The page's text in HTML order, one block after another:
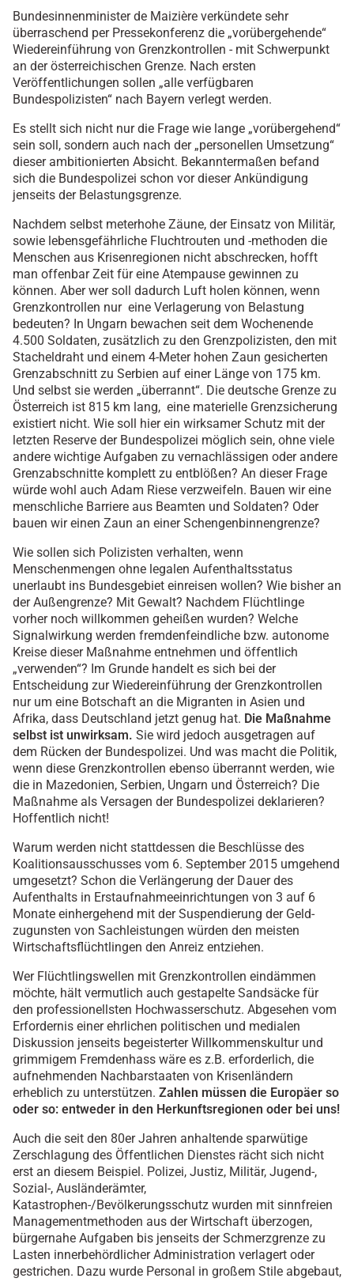
Bundesinnenminister de Maizière verkündete sehr
überraschend per Pressekonferenz die „vorübergehende“
Wiedereinführung von Grenzkontrollen - mit Schwerpunkt
an der österreichischen Grenze. Nach ersten
Veröffentlichungen sollen „alle verfügbaren
Bundespolizisten“ nach Bayern verlegt werden.
Es stellt sich nicht nur die Frage wie lange „vorübergehend“
sein soll, sondern auch nach der „personellen Umsetzung“
dieser ambitionierten Absicht. Bekanntermaßen befand
sich die Bundespolizei schon vor dieser Ankündigung
jenseits der Belastungsgrenze.
Nachdem selbst meterhohe Zäune, der Einsatz von Militär,
sowie lebensgefährliche Fluchtrouten und -methoden die
Menschen aus Krisenregionen nicht abschrecken, hofft
man offenbar Zeit für eine Atempause gewinnen zu
können. Aber wer soll dadurch Luft holen können, wenn
Grenzkontrollen nur eine Verlagerung von Belastung
bedeuten? In Ungarn bewachen seit dem Wochenende
4.500 Soldaten, zusätzlich zu den Grenzpolizisten, den mit
Stacheldraht und einem 4-Meter hohen Zaun gesicherten
Grenzabschnitt zu Serbien auf einer Länge von 175 km.
Und selbst sie werden „überrannt“. Die deutsche Grenze zu
Österreich ist 815 km lang, eine materielle Grenzsicherung
existiert nicht. Wie soll hier ein wirksamer Schutz mit der
letzten Reserve der Bundespolizei möglich sein, ohne viele
andere wichtige Aufgaben zu vernachlässigen oder andere
Grenzabschnitte komplett zu entblößen? An dieser Frage
würde wohl auch Adam Riese verzweifeln. Bauen wir eine
menschliche Barriere aus Beamten und Soldaten? Oder
bauen wir einen Zaun an einer Schengenbinnengrenze?
Wie sollen sich Polizisten verhalten, wenn
Menschenmengen ohne legalen Aufenthaltsstatus
unerlaubt ins Bundesgebiet einreisen wollen? Wie bisher an
der Außengrenze? Mit Gewalt? Nachdem Flüchtlinge
vorher noch willkommen geheißen wurden? Welche
Signalwirkung werden fremdenfeindliche bzw. autonome
Kreise dieser Maßnahme entnehmen und öffentlich
„verwenden“? Im Grunde handelt es sich bei der
Entscheidung zur Wiedereinführung der Grenzkontrollen
nur um eine Botschaft an die Migranten in Asien und
Afrika, dass Deutschland jetzt genug hat. Die Maßnahme
selbst ist unwirksam. Sie wird jedoch ausgetragen auf
dem Rücken der Bundespolizei. Und was macht die Politik,
wenn diese Grenzkontrollen ebenso überrannt werden, wie
die in Mazedonien, Serbien, Ungarn und Österreich? Die
Maßnahme als Versagen der Bundespolizei deklarieren?
Hoffentlich nicht!
Warum werden nicht stattdessen die Beschlüsse des
Koalitionsausschusses vom 6. September 2015 umgehend
umgesetzt? Schon die Verlängerung der Dauer des
Aufenthalts in Erstaufnahmeeinrichtungen von 3 auf 6
Monate einhergehend mit der Suspendierung der Geld-
zugunsten von Sachleistungen würden den meisten
Wirtschaftsflüchtlingen den Anreiz entziehen.
Wer Flüchtlingswellen mit Grenzkontrollen eindämmen
möchte, hält vermutlich auch gestapelte Sandsäcke für
den professionellsten Hochwasserschutz. Abgesehen vom
Erfordernis einer ehrlichen politischen und medialen
Diskussion jenseits begeisterter Willkommenskultur und
grimmigem Fremdenhass wäre es z.B. erforderlich, die
aufnehmenden Nachbarstaaten von Krisenländern
erheblich zu unterstützen. Zahlen müssen die Europäer so
oder so: entweder in den Herkunftsregionen oder bei uns!
Auch die seit den 80er Jahren anhaltende sparwütige
Zerschlagung des Öffentlichen Dienstes rächt sich nicht
erst an diesem Beispiel. Polizei, Justiz, Militär, Jugend-,
Sozial-, Ausländerämter,
Katastrophen-/Bevölkerungsschutz wurden mit sinnfreien
Managementmethoden aus der Wirtschaft überzogen,
bürgernahe Aufgaben bis jenseits der Schmerzgrenze zu
Lasten innerbehördlicher Administration verlagert oder
gestrichen. Dazu wurde Personal in großem Stile abgebaut,